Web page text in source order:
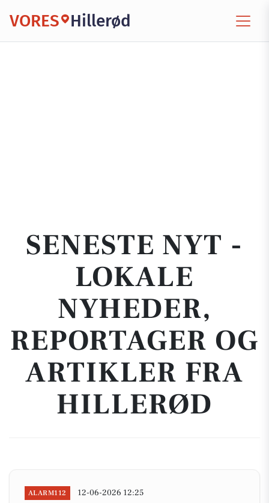
VORES Hillerød
SENESTE NYT -
LOKALE
NYHEDER,
REPORTAGER OG
ARTIKLER FRA
HILLERØD
ALARM112 12-06-2026 12:25